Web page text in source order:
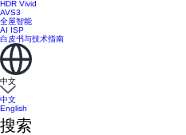
HDR Vivid
AVS3
全屋智能
AI ISP
白皮书与技术指南
中文
中文
English
搜索